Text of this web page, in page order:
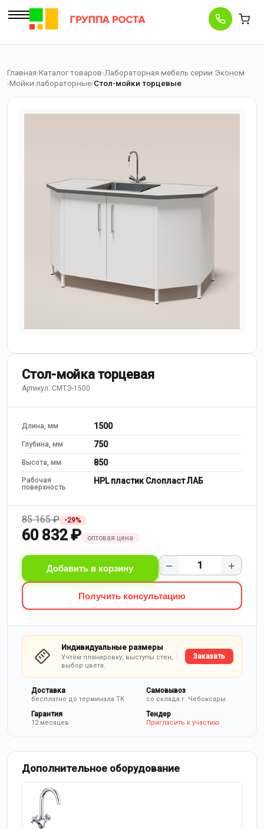
Главная Каталог товаров Лабораторная мебель серии Эконом
Мойки лабораторные Стол-мойки торцевые
Стол-мойка торцевая
Артикул: СМТЭ-1500
Длина, мм 1500
Глубина, мм 750
Высота, мм 850
Рабочая
поверхность
HPL пластик Слопласт ЛАБ
85 165 ₽ -29%
60 832 ₽ оптовая цена
Добавить в корзину − +
Получить консультацию
Индивидуальные размеры
Учтём планировку, выступы стен,
выбор цвета.
Заказать
Доставка
бесплатно до терминала ТК
Самовывоз
со склада г. Чебоксары
Гарантия
12 месяцев
Тендер
Пригласить к участию
Дополнительное оборудование